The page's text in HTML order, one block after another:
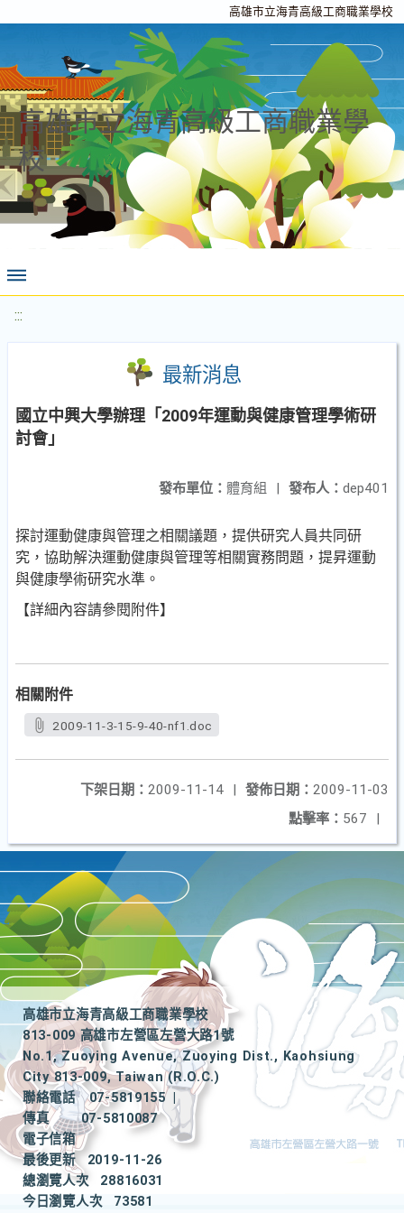
高雄市立海青高級工商職業學校
高雄市立海青高級工商職業學
校
:::
最新消息
國立中興大學辦理「2009年運動與健康管理學術研
討會」
發布人： dep401
發布單位： 體育組 |
探討運動健康與管理之相關議題，提供研究人員共同研
究，協助解決運動健康與管理等相關實務問題，提昇運動
與健康學術研究水準。
【詳細內容請參閱附件】
相關附件
2009-11-3-15-9-40-nf1.doc
發佈日期： 2009-11-03
下架日期： 2009-11-14
|
點擊率： 567 |
高雄市立海青高級工商職業學校
813-009 高雄市左營區左營大路1號
No.1, Zuoying Avenue, Zuoying Dist., Kaohsiung
City 813-009, Taiwan (R.O.C.)
聯絡電話
07-5819155
|
傳真
07-5810087
電子信箱
最後更新
2019-11-26
總瀏覽人次
28816031
今日瀏覽人次
73581